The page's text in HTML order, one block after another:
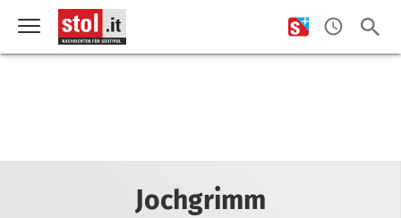
Jochgrimm